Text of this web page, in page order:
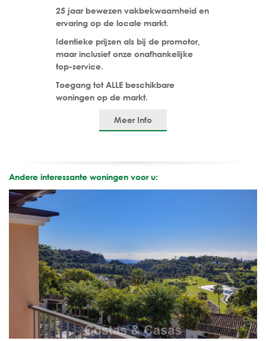
25 jaar bewezen vakbekwaamheid en
ervaring op de locale markt.
Identieke prijzen als bij de promotor,
maar inclusief onze onafhankelijke
top-service.
Toegang tot ALLE beschikbare
woningen op de markt.
Meer Info
Andere interessante woningen voor u: